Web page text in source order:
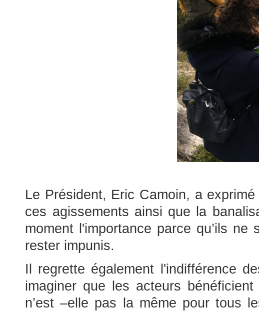
Le Président, Eric Camoin, a
ces agissements ainsi que la
moment l'importance parce qu’ils
rester impunis.
Il regrette également l'indifférence
imaginer que les acteurs
n’est –elle pas la même pour tous